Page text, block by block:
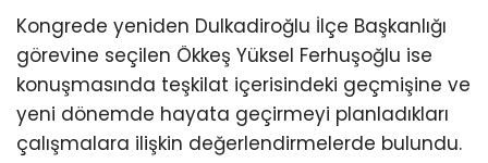
Kongrede yeniden Dulkadiroğlu İlçe Başkanlığı
görevine seçilen Ökkeş Yüksel Ferhuşoğlu ise
konuşmasında teşkilat içerisindeki geçmişine ve
yeni dönemde hayata geçirmeyi planladıkları
çalışmalara ilişkin değerlendirmelerde bulundu.